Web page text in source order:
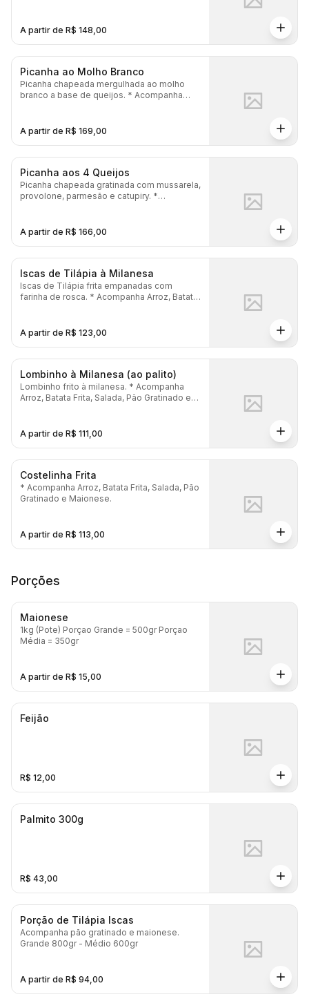
A partir de R$ 148,00
Picanha ao Molho Branco
Picanha chapeada mergulhada ao molho
branco a base de queijos. * Acompanha
A partir de R$ 169,00
Picanha aos 4 Queijos
Picanha chapeada gratinada com mussarela,
provolone, parmesão e catupiry. *
A partir de R$ 166,00
Iscas de Tilápia à Milanesa
Iscas de Tilápia frita empanadas com
farinha de rosca. * Acompanha Arroz, Batata
A partir de R$ 123,00
Lombinho à Milanesa (ao palito)
Lombinho frito à milanesa. * Acompanha
Arroz, Batata Frita, Salada, Pão Gratinado e
A partir de R$ 111,00
Costelinha Frita
* Acompanha Arroz, Batata Frita, Salada, Pão
Gratinado e Maionese.
A partir de R$ 113,00
Porções
Maionese
1kg (Pote) Porçao Grande = 500gr Porçao
Média = 350gr
A partir de R$ 15,00
Feijão
R$ 12,00
Palmito 300g
R$ 43,00
Porção de Tilápia Iscas
Acompanha pão gratinado e maionese.
Grande 800gr - Médio 600gr
A partir de R$ 94,00